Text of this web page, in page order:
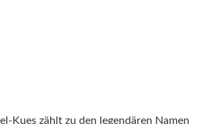
Kues zählt zu den legendären Namen